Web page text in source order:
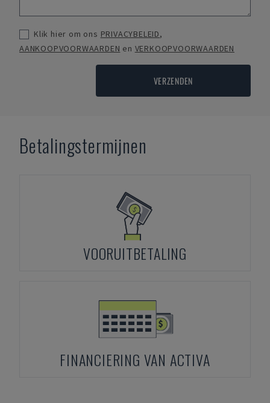
Klik hier om ons PRIVACYBELEID,
AANKOOPVOORWAARDEN en VERKOOPVOORWAARDEN
VERZENDEN
Betalingstermijnen
VOORUITBETALING
FINANCIERING VAN ACTIVA